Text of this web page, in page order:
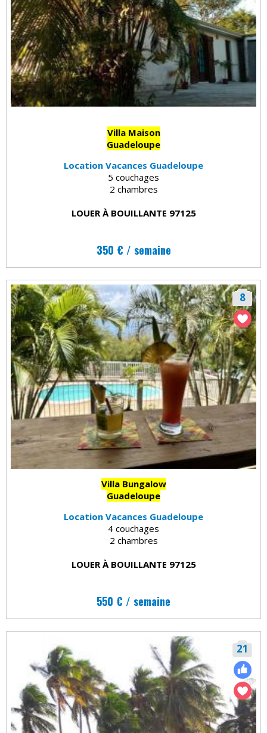
Villa Maison
Guadeloupe
Location Vacances Guadeloupe
5 couchages
2 chambres
LOUER À BOUILLANTE 97125
350 € / semaine
8
Villa Bungalow
Guadeloupe
Location Vacances Guadeloupe
4 couchages
2 chambres
LOUER À BOUILLANTE 97125
550 € / semaine
21